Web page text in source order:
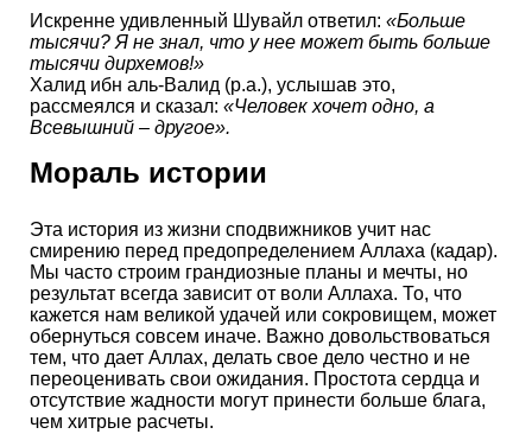
Искренне удивленный Шувайл ответил: «Больше
тысячи? Я не знал, что у нее может быть больше
тысячи дирхемов!»
Халид ибн аль-Валид (р.а.), услышав это,
рассмеялся и сказал: «Человек хочет одно, а
Всевышний – другое».
Мораль истории
Эта история из жизни сподвижников учит нас
смирению перед предопределением Аллаха (кадар).
Мы часто строим грандиозные планы и мечты, но
результат всегда зависит от воли Аллаха. То, что
кажется нам великой удачей или сокровищем, может
обернуться совсем иначе. Важно довольствоваться
тем, что дает Аллах, делать свое дело честно и не
переоценивать свои ожидания. Простота сердца и
отсутствие жадности могут принести больше блага,
чем хитрые расчеты.